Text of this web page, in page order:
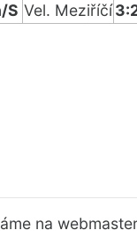
S Vel. Meziříčí
na webmaster